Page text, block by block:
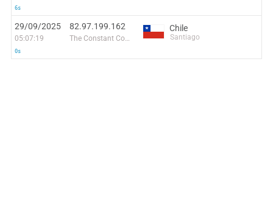
6s
29/09/2025
05:07:19
0s
82.97.199.162
The Constant Company, LLC
Chile
Santiago